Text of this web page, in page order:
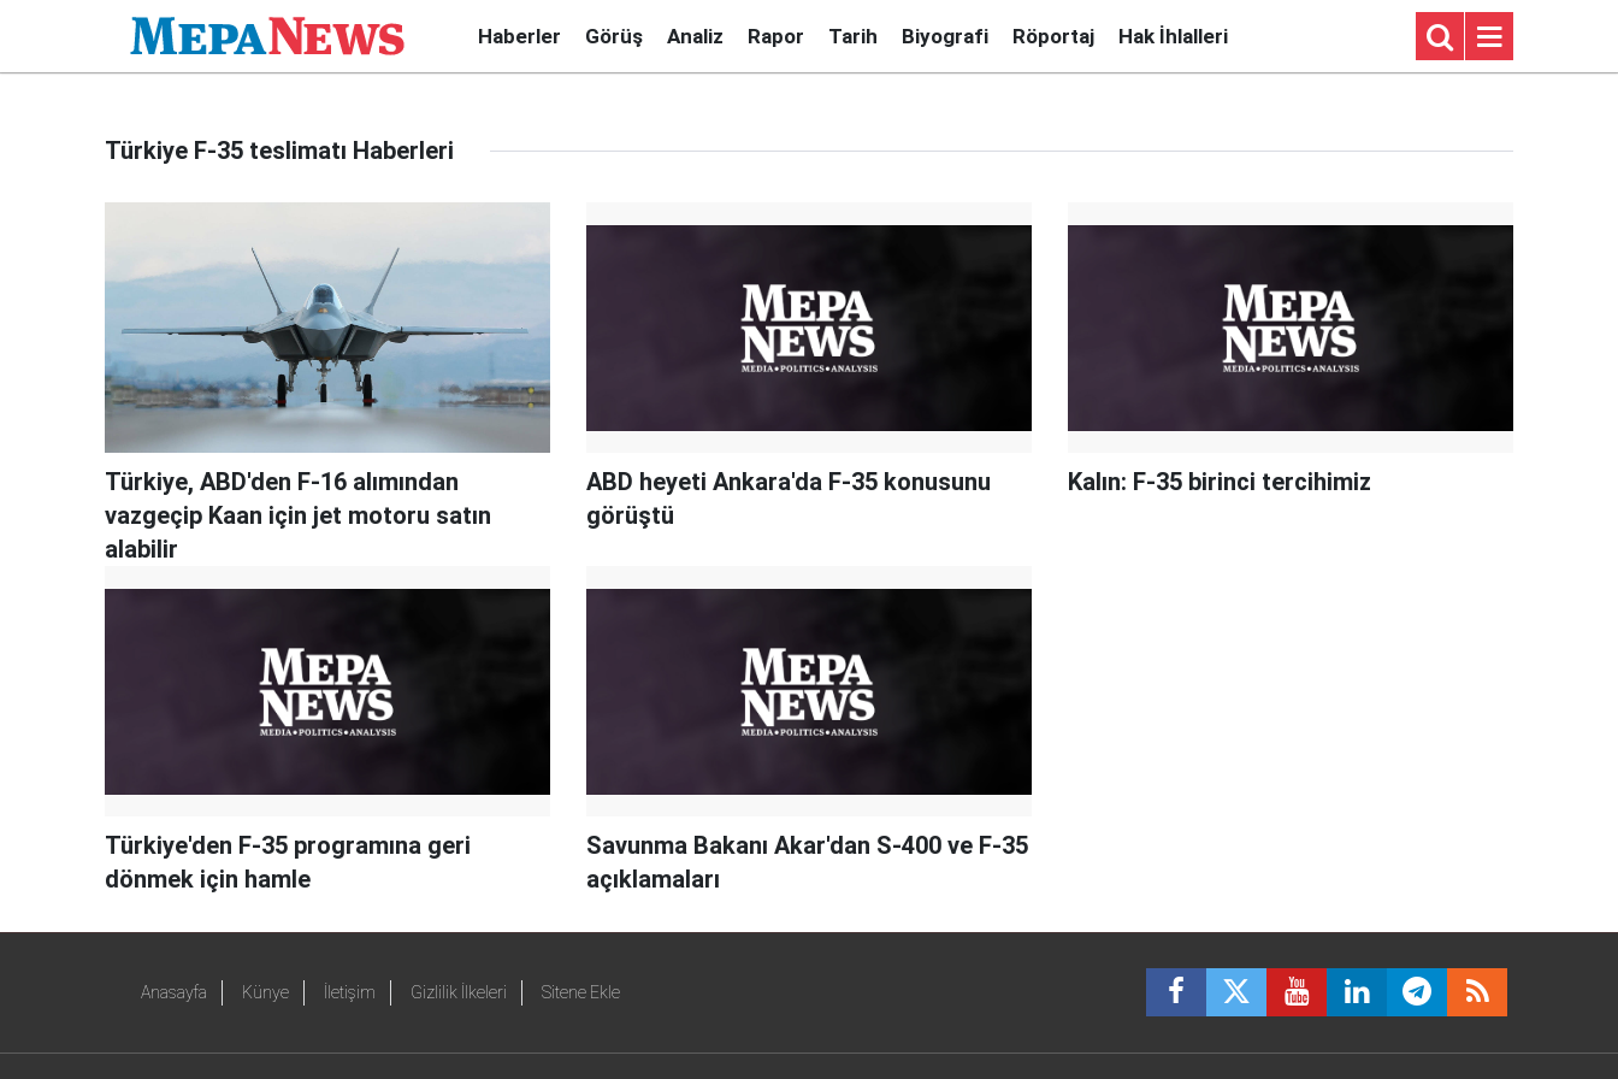
Haberler Görüş Analiz Rapor Tarih Biyografi Röportaj Hak İhlalleri
Türkiye F-35 teslimatı Haberleri
Türkiye, ABD'den F-16 alımından
vazgeçip Kaan için jet motoru satın
alabilir
ABD heyeti Ankara'da F-35 konusunu
görüştü
Kalın: F-35 birinci tercihimiz
Türkiye'den F-35 programına geri
dönmek için hamle
Savunma Bakanı Akar'dan S-400 ve F-35
açıklamaları
Anasayfa Künye İletişim Gizlilik İlkeleri Sitene Ekle